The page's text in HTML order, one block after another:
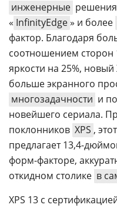
инженерные решения
« InfinityEdge» и более
фактор. Благодаря
соотношением сторон
яркости на 25%, новый
больше экранного
многозадачности и
новейшего сериала.
поклонников XPS ,
предлагает 13,4-
форм-факторе,
откидном столике в
XPS 13 с